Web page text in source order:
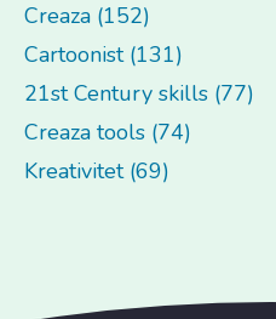
Creaza (152)
Cartoonist (131)
21st Century skills (77)
Creaza tools (74)
Kreativitet (69)